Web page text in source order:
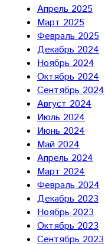
Апрель 2025
Март 2025
Февраль 2025
Декабрь 2024
Ноябрь 2024
Октябрь 2024
Сентябрь 2024
Август 2024
Июль 2024
Июнь 2024
Май 2024
Апрель 2024
Март 2024
Февраль 2024
Декабрь 2023
Ноябрь 2023
Октябрь 2023
Сентябрь 2023